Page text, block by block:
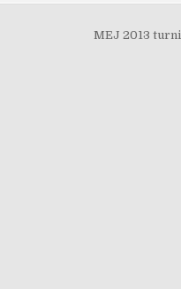
MEJ 2013